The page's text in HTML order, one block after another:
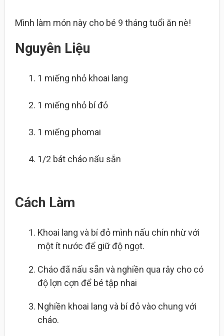
Mình làm món này cho bé 9 tháng tuổi ăn nè!
Nguyên Liệu
1 miếng nhỏ khoai lang
1 miếng nhỏ bí đỏ
1 miếng phomai
1/2 bátcháo nấu sẵn
Cách Làm
Khoai lang và bí đỏ mình nấu chín nhừ với
một ít nước để giữ độ ngọt.
Cháo đã nấu sẵn và nghiền qua rây cho có
độ lợn cợn để bé tập nhai
Nghiền khoai lang và bí đỏ vào chung với
cháo.